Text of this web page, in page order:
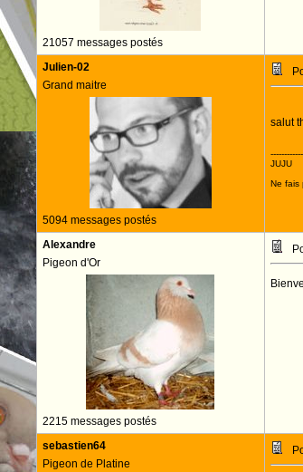
21057 messages postés
Julien-02
Grand maitre
5094 messages postés
salut
JUJU
Ne fais
Alexandre
Pigeon d'Or
2215 messages postés
sebastien64
Pigeon de Platine